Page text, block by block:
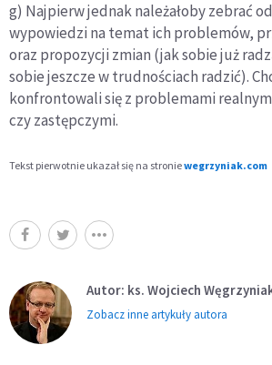
g) Najpierw jednak należałoby zebrać
wypowiedzi na temat ich problemów,
oraz propozycji zmian (jak sobie już
sobie jeszcze w trudnościach radzić).
konfrontowali się z problemami
czy zastępczymi.
Tekst pierwotnie ukazał się na stroniewegrzyniak.com
Autor: ks. Wojciech
Zobacz inne artykuły autora